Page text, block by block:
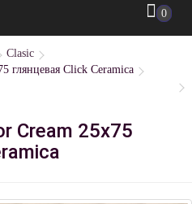
0
Clasic
глянцевая Click Ceramica
Cream 25х75